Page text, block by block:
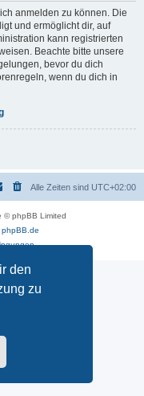
den
zu
anmelden zu können. Die
und ermöglicht dir, auf
kann registrierten
Beachte bitte unsere
bevor du dich
wenn du dich in
Alle Zeiten sind UTC+02:00
© phpBB Limited
phpBB.de